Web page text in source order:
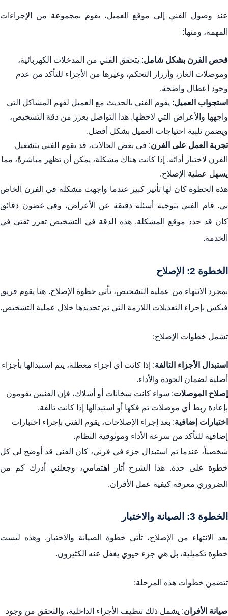
عند وصول الفني إلى موقع العميل، يقوم بمجموعة من الإجراءات
المهمة، ومنها:
فحص الفرن بشكل شامل: يتحقق الفني من المدخلات الكهربائية،
وموصلات الغاز، وأزرار التحكم، وغيرها من الأجزاء للتأكد من عدم
وجود أعطال واضحة.
استجواب العميل: يقوم الفني بالحديث مع العميل لفهم المشاكل التي
واجهها والأعراض التي لاحظها. هذا التواصل يعزز من دقة التشخيص،
ويضمن تلبية احتياجات العميل بشكل أفضل.
تجربة العمل على الفرن: في بعض الحالات، قد يقوم الفني بتشغيل
الفرن لاختبار أدائه. إذا كانت هناك مشكلة، يمكن أن تظهر مباشرةً، مما
يسهل عملية الإصلاح.
هذه الخطوة كان لها تأثير كبير عندما واجهت مشكلة في الفرن الخاص
بي. قام الفني بتوجيه أسئلة دقيقة عن الأعراض، وفي غضون دقائق
كان قد حدد موقع المشكلة. هذه الدقة في التشخيص تعزز ثقتي في
الخدمة.
الخطوة 2: الإصلاح
بمجرد الانتهاء من عملية التشخيص، تأتي خطوة الإصلاح. هنا يقوم فريق
فيكس بإجراء التعديلات اللازمة التي تم تحديدها خلال عملية التشخيص.
تشمل خطوات الإصلاح:
استبدال الأجزاء التالفة: إذا كانت أي أجزاء معطلة، يتم استبدالها بأجزاء
أصلية لضمان الجودة والأداء.
إصلاح الموصلات: سواء كانت سخانات أو أسلاك، فإن الفنيين يقومون
بإعادة ربط أي موصلات تم فكها أو استبدالها إذا كانت تالفة.
اختبارات إضافية: بعد إجراء الإصلاحات، يقوم الفني بإجراء اختبارات
إضافية للتأكد من سرعة الأداء وموثوقية النظام.
شخصياً، عندما تم استبدال جزء في فرني، كان الفني قد أوضح لي كل
خطوة على حدة. هذا الشرح أثار اهتمامي، وجعلني أدرك كم من
الضروري معرفة كيفية عمل الأفران.
الخطوة 3: الصيانة والاختبار
بعد الانتهاء من الإصلاح، تأتي خطوة الصيانة والاختبار. وهذه ليست
خطوة تكميلية، بل هي جزء حيوي يغفل عنه الكثيرون.
تتضمن خطوات هذه المرحلة:
صيانة الأفران: يشمل ذلك تنظيف الأجزاء الداخلية، والتحقق من وجود